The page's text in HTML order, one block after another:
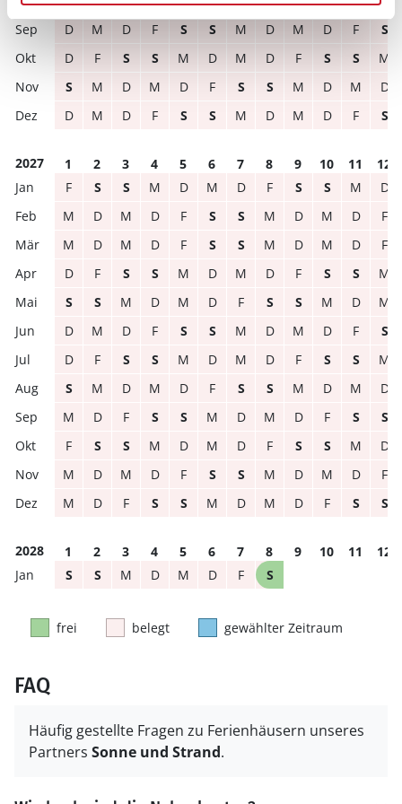
D
M D F S S M D M D F
S
D
F S S M D M D F S S
M
S
M D M D F S S M D M
D
D
M D F S S M D M D F S
2027 1 2 3 4 5 6 7 8 9 10 11
12
F
S S M D M D F S S M
D
M
D M D F S S M D M D
F
M
D M D F S S M D M D
F
D
F S S M D M D F S S
M
S
S M D M D F S S M D
M
D
M D F S S M D M D F
S
D
F S S M D M D F S S
M
S
M D M D F S S M D M
D
M
D F S S M D M D F S
S
F
S S M D M D F S S M
D
M
D M D F S S M D M D
F
M
D F S S M D M D F S S
2028 1 2 3 4 5 6 7 8 9 10 11
12
S
S M D M D F S
frei belegt gewählter Zeitraum
FAQ
Häufig gestellte Fragen zu Ferienhäusern unseres
Partners Sonne und Strand.